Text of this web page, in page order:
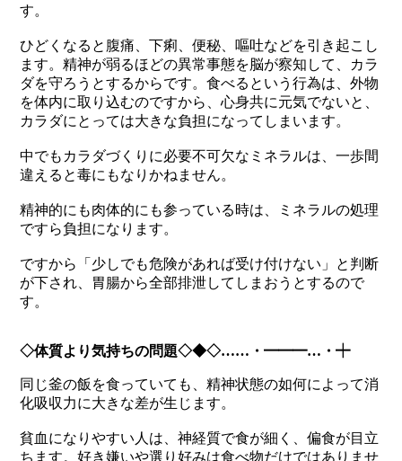
す。
ひどくなると腹痛、下痢、便秘、嘔吐などを引き起こし
ます。精神が弱るほどの異常事態を脳が察知して、カラ
ダを守ろうとするからです。食べるという行為は、外物
を体内に取り込むのですから、心身共に元気でないと、
カラダにとっては大きな負担になってしまいます。
中でもカラダづくりに必要不可欠なミネラルは、一歩間
違えると毒にもなりかねません。
精神的にも肉体的にも参っている時は、ミネラルの処理
ですら負担になります。
ですから「少しでも危険があれば受け付けない」と判断
が下され、胃腸から全部排泄してしまおうとするので
す。
◇体質より気持ちの問題◇◆◇……・━━━…・┿
同じ釜の飯を食っていても、精神状態の如何によって消
化吸収力に大きな差が生じます。
貧血になりやすい人は、神経質で食が細く、偏食が目立
ちます。好き嫌いや選り好みは食べ物だけではありませ